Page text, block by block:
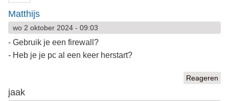
Matthijs
wo 2 oktober 2024 - 09:03
- Gebruik je een firewall?
- Heb je je pc al een keer herstart?
Reageren
jaak